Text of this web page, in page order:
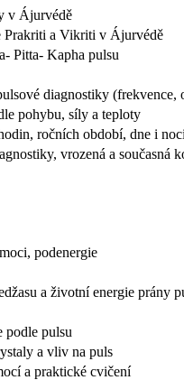
v Ájurvédě
Prakriti a Vikriti v Ájurvédě
Pitta- Kapha pulsu
diagnostiky (frekvence,
pohybu, síly a teploty
ročních období, dne i
vrozená a současná
podenergie
a životní energie prány
podle pulsu
a vliv na puls
a praktické cvičení